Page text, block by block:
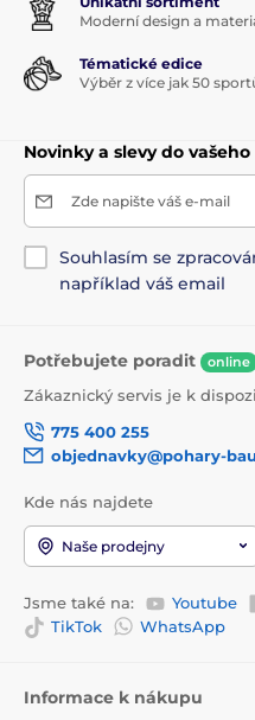
Moderní design a
Tématické edice
Výběr z více jak 50
Novinky a slevy do
Zde napište váš e-mail
Souhlasím se
například váš email
Potřebujete poradit online
Zákaznický servis je k
775 400 255
objednavky@pohary-
Kde nás najdete
Naše prodejny
Jsme také na: Youtube
TikTok
WhatsApp
Informace k nákupu